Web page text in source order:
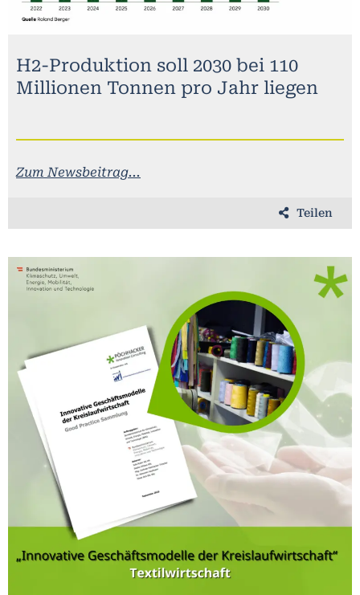
H2-Produktion soll 2030 bei 110
Millionen Tonnen pro Jahr liegen
Zum Newsbeitrag...
Teilen